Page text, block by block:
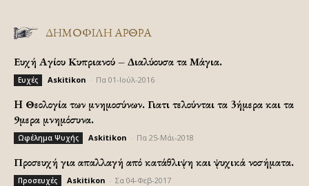
ΔΗΜΟΦΙΛΗ ΑΡΘΡΑ
Ευχή Αγίου Κυπριανού – Διαλύουσα τα Μάγια.
Ευχές Askitikon Πα 01-Ιούλ-2016
H Θεολογία των μνημοσύνων. Γιατι τελούνται τα 3ήμερα και τα
9μερα μνημόσυνα.
Ωφέλημα Ψυχής Askitikon Πα 25-Μάι-2018
Προσευχή για απαλλαγή από κατάθλιψη και ψυχικά νοσήματα.
Προσευχές Askitikon Σα 04-Φεβ-2017